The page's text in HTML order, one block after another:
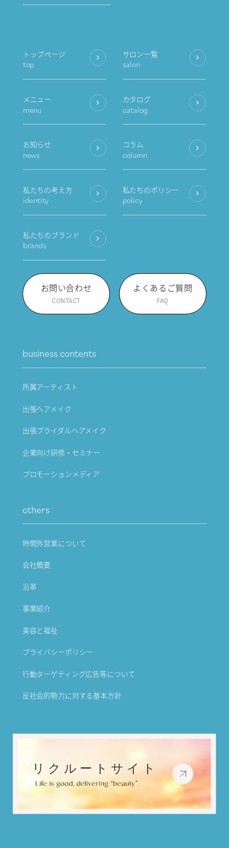
トップページ
top
サロン一覧
salon
メニュー
menu
カタログ
catalog
お知らせ
news
コラム
column
私たちの考え方
identity
私たちのポリシー
policy
私たちのブランド
brands
お問い合わせ
CONTACT
よくあるご質問
FAQ
business contents
所属アーティスト
出張ヘアメイク
出張ブライダルヘアメイク
企業向け研修・セミナー
プロモーションメディア
others
時間外営業について
会社概要
沿革
事業紹介
美容と福祉
プライバシーポリシー
行動ターゲティング広告等について
反社会的勢力に対する基本方針